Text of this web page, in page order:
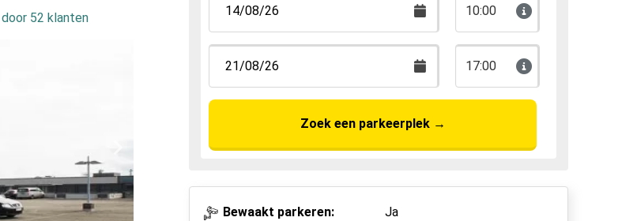
52 klanten 10:00
17:00
Zoek een parkeerplek→
Bewaakt parkeren:
Ja